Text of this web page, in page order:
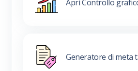
Apri Controllo
Generatore di meta